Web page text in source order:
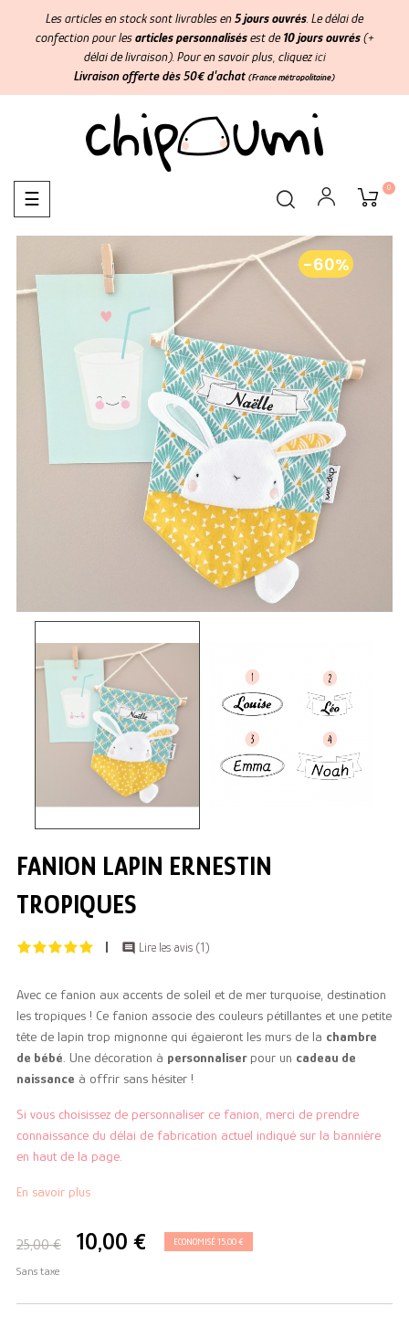
Les articles en stock sont livrables en5 jours ouvrés . Le délai de
confection pour lesarticles personnalisésest de10 jours ouvrés(+
délai de livraison). Pour en savoir plus, cliquezici
Livraison offerte dès 50€ d'achat (France métropolitaine)
Basculer
la
navigation
☰
0
-60%
FANION LAPIN ERNESTIN
TROPIQUES
 Lire les avis (1)
Avec ce fanion aux accents de soleil et de mer turquoise, destination
les tropiques ! Ce fanion associe des couleurs pétillantes et une petite
tête de lapin trop mignonne qui égaieront les murs de la chambre
de bébé . Une décoration à personnaliserpour un cadeau de
naissance à offrir sans hésiter !
Si vous choisissez de personnaliser ce fanion, merci de prendre
connaissance du délai de fabrication actuel indiqué sur la bannière
en haut de la page.
En savoir plus
25,00 € 10,00 € ECONOMISÉ 15,00 €
Sans taxe